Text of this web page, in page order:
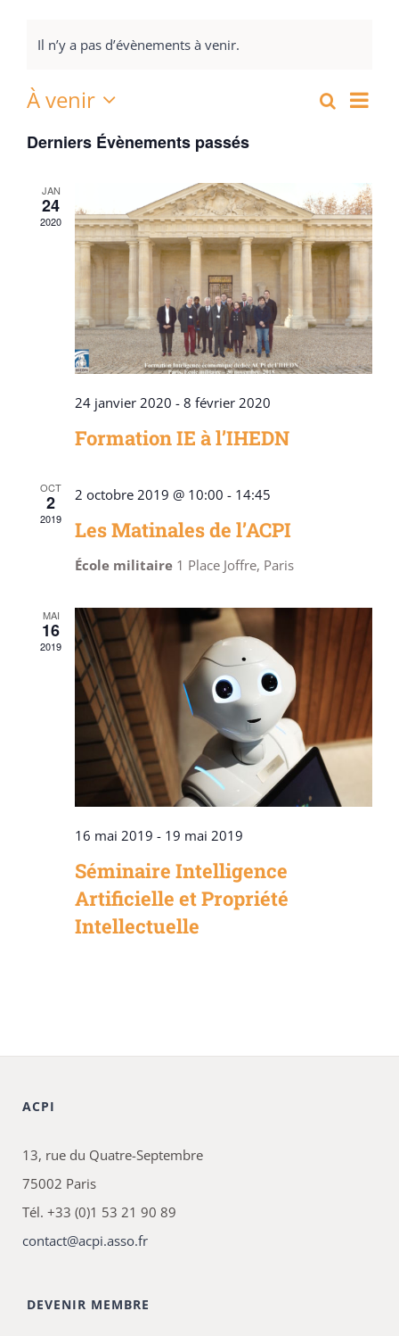
Il n’y a pas d’évènements à venir.
de
vues
Liste
À venir
Sélectionnez
une
Derniers Évènements passés
JAN
24
2020
24 janvier 2020 - 8 février 2020
Formation IE à l’IHEDN
OCT
2
2019
2 octobre 2019 @ 10:00 - 14:45
Les Matinales de l’ACPI
École militaire 1 Place Joffre, Paris
MAI
16
2019
16 mai 2019 - 19 mai 2019
Séminaire Intelligence
Artificielle et Propriété
Intellectuelle
ACPI
13, rue du Quatre-Septembre
75002 Paris
Tél. +33 (0)1 53 21 90 89
contact@acpi.asso.fr
DEVENIR MEMBRE